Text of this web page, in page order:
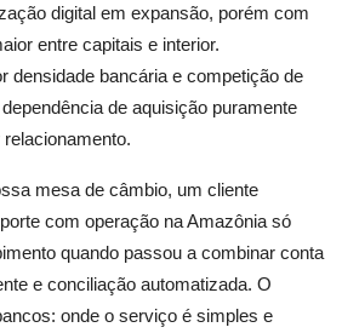
digital em expansão, porém com
entre capitais e interior.
densidade bancária e competição de
de aquisição puramente
mesa de câmbio, um cliente
com operação na Amazônia só
quando passou a combinar conta
e conciliação automatizada. O
onde o serviço é simples e